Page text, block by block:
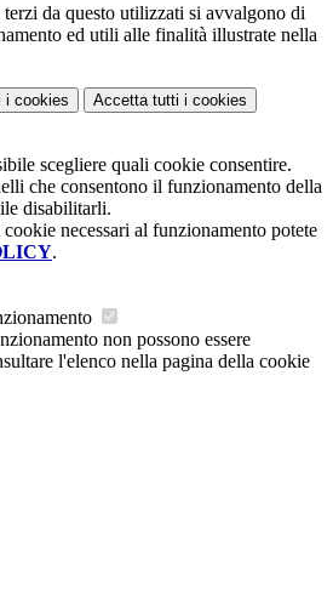
da questo utilizzati si avvalgono di
ed utili alle finalità illustrate nella
i cookies Accetta tutti i cookies
scegliere quali cookie consentire.
che consentono il funzionamento della
disabilitarli.
necessari al funzionamento potete
.
non possono essere
l'elenco nella pagina della cookie